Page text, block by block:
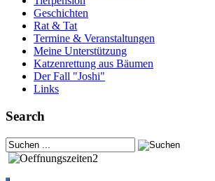
Geschichten
Rat & Tat
Termine & Veranstaltungen
Meine Unterstützung
Katzenrettung aus Bäumen
Der Fall "Joshi"
Links
Search